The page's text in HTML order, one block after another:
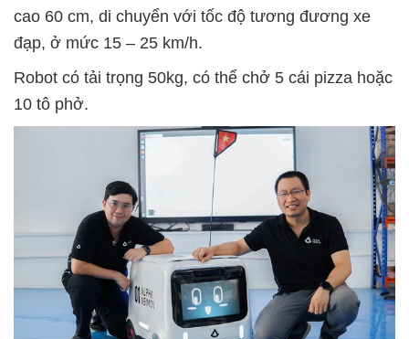
cao 60 cm, di chuyển với tốc độ tương đương xe
đạp, ở mức 15 – 25 km/h.
Robot có tải trọng 50kg, có thể chở 5 cái pizza hoặc
10 tô phở.